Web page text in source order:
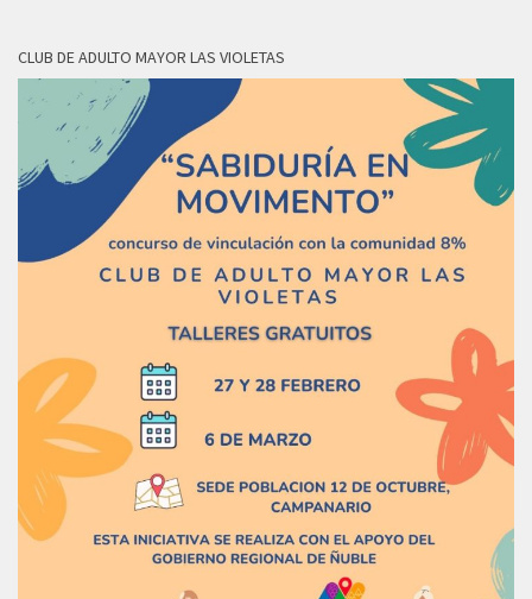
CLUB DE ADULTO MAYOR LAS VIOLETAS